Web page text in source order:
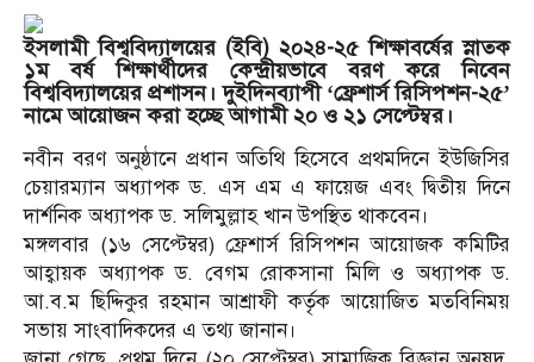
ইসলামী বিশ্ববিদ্যালয়ের (ইবি) ২০২৪-২৫ শিক্ষাবর্ষের স্নাতক
১ম বর্ষ শিক্ষার্থীদের কেন্দ্রীয়ভাবে বরণ করে নিবেন
বিশ্ববিদ্যালয়ের প্রশাসন। দুইদিনব্যাপী ‘ফ্রেশার্স রিসিপশন-২৫’
নামে আয়োজন করা হচ্ছে আগামী ২০ ও ২১ সেপ্টেম্বর।
নবীন বরণ অনুষ্ঠানে প্রধান অতিথি হিসেবে প্রথমদিনে ইউজিসির
চেয়ারম্যান অধ্যাপক ড. এস এম এ ফায়েজ এবং দ্বিতীয় দিনে
দার্শনিক অধ্যাপক ড. সলিমুল্লাহ খান উপস্থিত থাকবেন।
মঙ্গলবার (১৬ সেপ্টেম্বর) ফ্রেশার্স রিসিপশন আয়োজক কমিটির
আহ্বায়ক অধ্যাপক ড. বেগম রোকসানা মিলি ও অধ্যাপক ড.
আ.ব.ম ছিদ্দিকুর রহমান আশ্রাফী কর্তৃক আয়োজিত মতবিনিময়
সভায় সাংবাদিকদের এ তথ্য জানান।